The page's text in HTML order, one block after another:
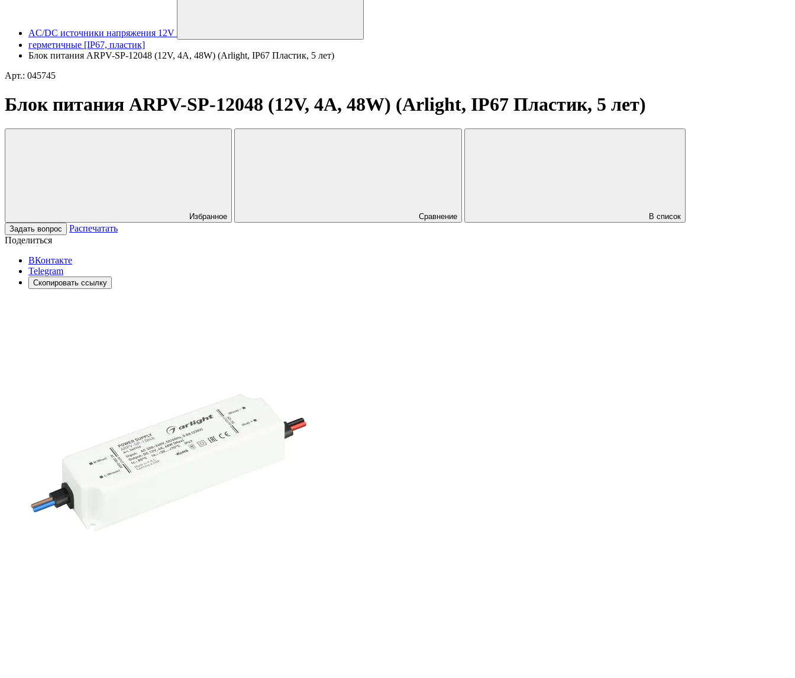
AC/DC источники напряжения 12V
герметичные [IP67, пластик]
Блок питания ARPV-SP-12048 (12V, 4A, 48W) (Arlight, IP67 Пластик, 5 лет)
Арт.: 045745
Блок питания ARPV-SP-12048 (12V, 4A, 48W) (Arlight, IP67 Пластик, 5 лет)
Избранное Сравнение
В список
Задать вопрос
Распечатать
Поделиться
ВКонтакте
Telegram
Скопировать ссылку